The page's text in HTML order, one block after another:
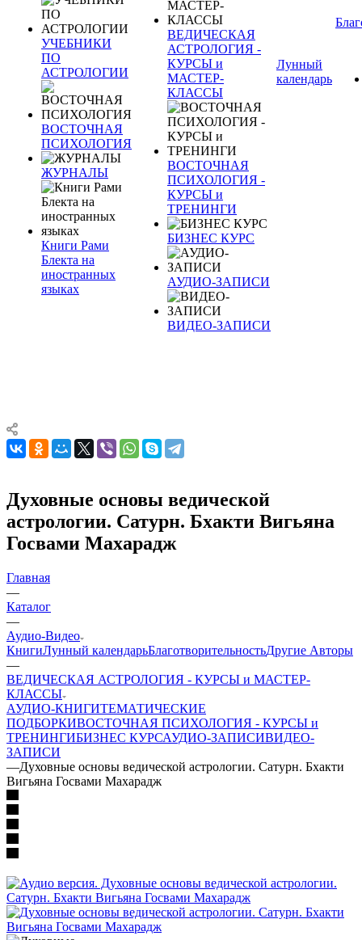
УЧЕБНИКИ
ПО
АСТРОЛОГИИ
ВОСТОЧНАЯ
ПСИХОЛОГИЯ
ЖУРНАЛЫ
Книги Рами
Блекта на
иностранных
языках
ВЕДИЧЕСКАЯ
АСТРОЛОГИЯ -
КУРСЫ и
МАСТЕР-
КЛАССЫ
ВОСТОЧНАЯ
ПСИХОЛОГИЯ -
КУРСЫ и
ТРЕНИНГИ
БИЗНЕС КУРС
АУДИО-ЗАПИСИ
ВИДЕО-ЗАПИСИ
Лунный
календарь
Духовные основы ведической
астрологии. Сатурн. Бхакти Вигьяна
Госвами Махарадж
Главная
—
Каталог
—
Аудио-Видео
КнигиЛунный календарьБлаготворительностьДругие Aвторы
—
ВЕДИЧЕСКАЯ АСТРОЛОГИЯ - КУРСЫ и МАСТЕР-
КЛАССЫ
АУДИО-КНИГИТЕМАТИЧЕСКИЕ
ПОДБОРКИВОСТОЧНАЯ ПСИХОЛОГИЯ - КУРСЫ и
ТРЕНИНГИБИЗНЕС КУРСАУДИО-ЗАПИСИВИДЕО-
ЗАПИСИ
—Духовные основы ведической астрологии. Сатурн. Бхакти
Вигьяна Госвами Махарадж